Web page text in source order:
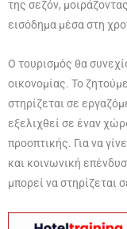
της σεζόν,
εισόδημα μέσα στη
Ο τουρισμός θα
οικονομίας. Το
στηρίζεται σε
εξελιχθεί σε έναν
προοπτικής. Για να
και κοινωνική
μπορεί να στηρίζεται